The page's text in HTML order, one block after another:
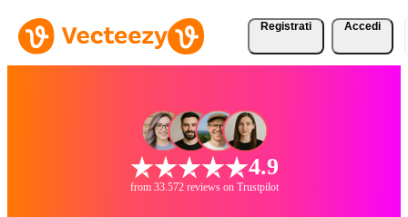
Registrati Accedi
4.9
from 33.572 reviews on Trustpilot